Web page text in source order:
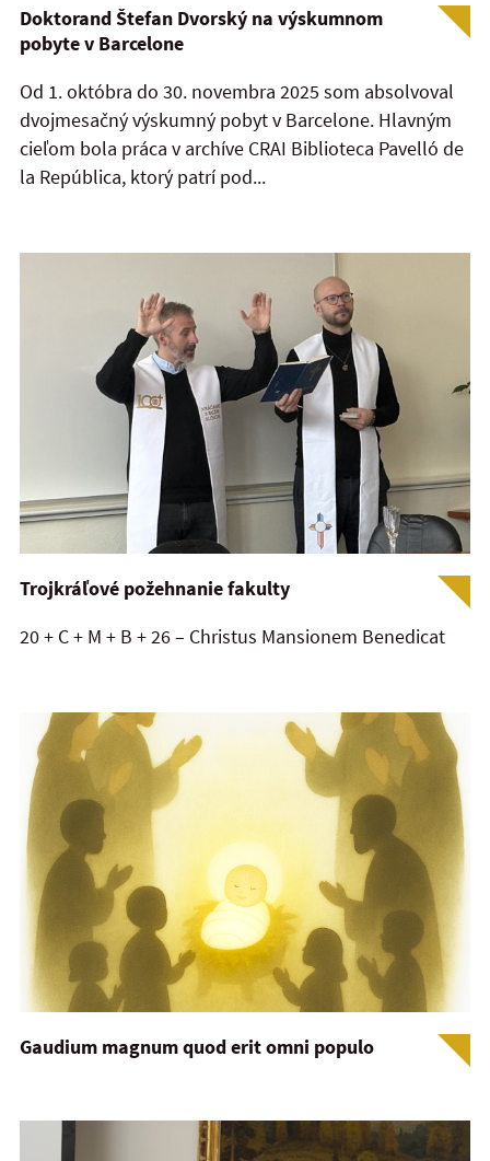
Doktorand Štefan Dvorský na výskumnom
pobyte v Barcelone
Od 1. októbra do 30. novembra 2025 som absolvoval
dvojmesačný výskumný pobyt v Barcelone. Hlavným
cieľom bola práca v archíve CRAI Biblioteca Pavelló de
la República, ktorý patrí pod...
Trojkráľové požehnanie fakulty
20 + C + M + B + 26 – Christus Mansionem Benedicat
Gaudium magnum quod erit omni populo